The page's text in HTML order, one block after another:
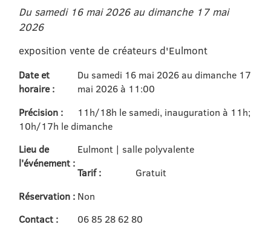
Du samedi 16 mai 2026 au dimanche 17 mai
2026
exposition vente de créateurs d'Eulmont
Date et
horaire :
Du samedi 16 mai 2026 au dimanche 17
mai 2026 à 11:00
Précision :
11h/18h le samedi, inauguration à 11h;
10h/17h le dimanche
Lieu de
l'événement :
Eulmont | salle polyvalente
Tarif :
Gratuit
Réservation : Non
Contact :
06 85 28 62 80